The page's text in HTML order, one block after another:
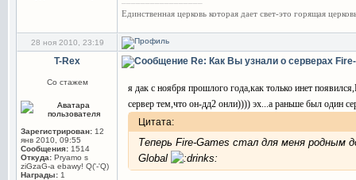
Единственная церковь которая дает свет-это горящая
28 ноя 2010, 23:19
T-Rex
Со стажем
Зарегистрирован: 12
янв 2010, 09:55
Сообщения: 1514
Откуда: Pryamo s
ziGzaG-a ebawy! Q('-'Q)
Награды: 1
Re: Как Вы узнали о серверах
я дак с ноября прошлого года,как только инет
сервер тем,что он-дд2 онли)))) эх...а раньше был один
Цитата:
Теперь Fire-Games стал для меня
Global